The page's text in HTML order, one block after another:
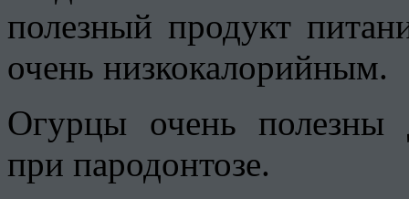
полезный продукт
очень низкокалорийным.
Огурцы очень полезны
при пародонтозе.